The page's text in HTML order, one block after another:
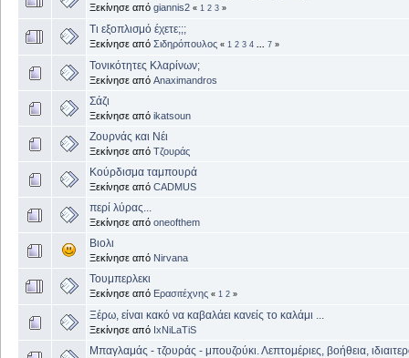
Ξεκίνησε από giannis2 « 1 2 3 »
Τι εξοπλισμό έχετε;;;
Ξεκίνησε από Σιδηρόπουλος « 1 2 3 4 7 »
Τονικότητες Κλαρίνων;
Ξεκίνησε από Anaximandros
Σάζι
Ξεκίνησε από ikatsoun
Ζουρνάς και Νέι
Ξεκίνησε από Τζουράς
Κούρδισμα ταμπουρά
Ξεκίνησε από CADMUS
περί λύρας...
Ξεκίνησε από oneofthem
Βιολι
Ξεκίνησε από Nirvana
Τουμπερλεκι
Ξεκίνησε από Ερασιτέχνης « 1 2 »
Ξέρω, είναι κακό να καβαλάει κανείς το καλάμι ...
Ξεκίνησε από IxNiLaTiS
Μπαγλαμάς - τζουράς - μπουζούκι. Λεπτομέριες, βοήθεια,